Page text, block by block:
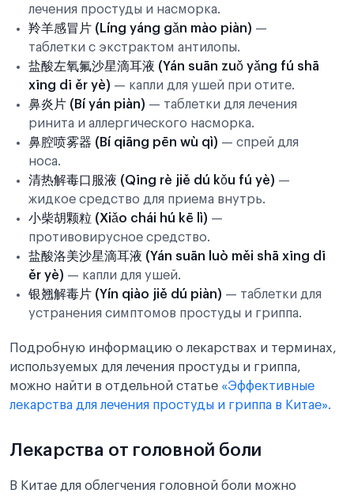
лечения простуды и насморка.
羚羊感冒片 (Líng yáng gǎn mào piàn) —
таблетки с экстрактом антилопы.
盐酸左氧氟沙星滴耳液 (Yán suān zuǒ yǎng fú shā
xīng dī ěr yè) — капли для ушей при отите.
鼻炎片 (Bí yán piàn) — таблетки для лечения
ринита и аллергического насморка.
鼻腔喷雾器 (Bí qiāng pēn wù qì) — спрей для
носа.
清热解毒口服液 (Qīng rè jiě dú kǒu fú yè) —
жидкое средство для приема внутрь.
小柴胡颗粒 (Xiǎo chái hú kē lì) —
противовирусное средство.
盐酸洛美沙星滴耳液 (Yán suān luò měi shā xīng dī
ěr yè) — капли для ушей.
银翘解毒片 (Yín qiào jiě dú piàn) — таблетки для
устранения симптомов простуды и гриппа.
Подробную информацию о лекарствах и терминах,
используемых для лечения простуды и гриппа,
можно найти в отдельной статье «Эффективные
лекарства для лечения простуды и гриппа в Китае».
Лекарства от головной боли
В Китае для облегчения головной боли можно